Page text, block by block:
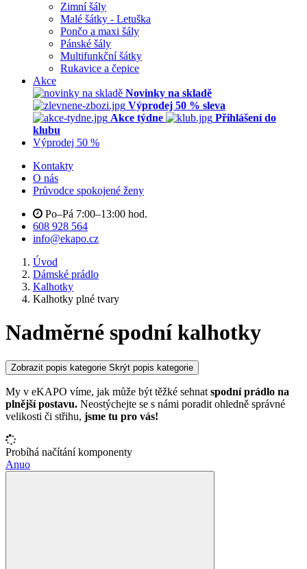
Zimní šály
Malé šátky - Letuška
Pončo a maxi šály
Pánské šály
Multifunkční šátky
Rukavice a čepice
Akce
Novinky na skladě
Výprodej 50 % sleva
Akce týdne
Přihlášení do
klubu
Výprodej 50 %
Kontakty
O nás
Průvodce spokojené ženy
Po–Pá 7:00–13:00 hod.
608 928 564
info@ekapo.cz
Úvod
Dámské prádlo
Kalhotky
Kalhotky plné tvary
Nadměrné spodní kalhotky
Zobrazit popis kategorie Skrýt popis kategorie
My v eKAPO víme, jak může být těžké sehnat spodní prádlo na
plnější postavu. Neostýchejte se s námi poradit ohledně správné
velikosti či střihu, jsme tu pro vás!
Probíhá načítání komponenty
Anuo